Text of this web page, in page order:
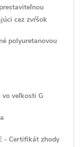
cez zvŕšok
polyuretanovou
vo veľkosti G
- Certifikát zhody